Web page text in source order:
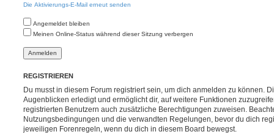
Die Aktivierungs-E-Mail erneut senden
Angemeldet bleiben
Meinen Online-Status während dieser Sitzung verbergen
REGISTRIEREN
Du musst in diesem Forum registriert sein, um dich anmelden zu können.
Augenblicken erledigt und ermöglicht dir, auf weitere Funktionen
registrierten Benutzern auch zusätzliche Berechtigungen zuweisen.
Nutzungsbedingungen und die verwandten Regelungen, bevor du dich
jeweiligen Forenregeln, wenn du dich in diesem Board bewegst.